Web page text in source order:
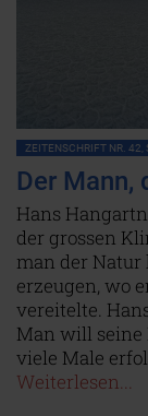
ZEITENSCHRIFT NR. 42,
Der Mann,
Hans
der grossen
man der Natur
erzeugen, wo
vereitelte.
Man will seine
viele Male
Weiterlesen...